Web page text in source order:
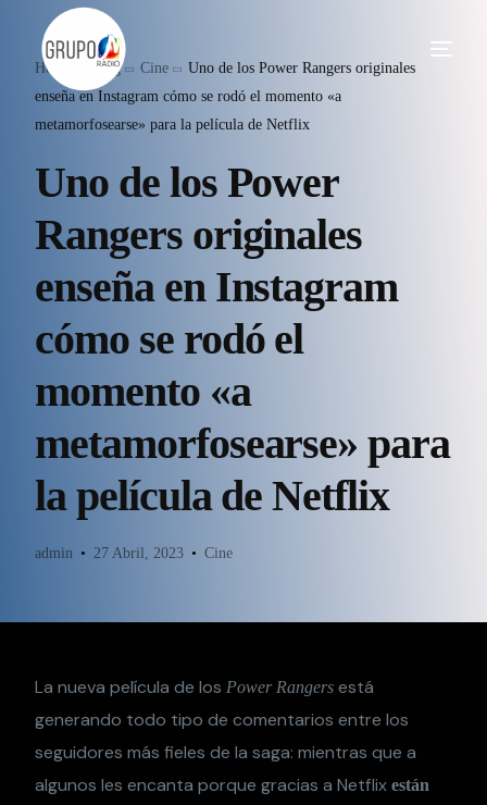
Home Blog Cine
Uno de los Power Rangers originales
enseña en Instagram cómo se rodó el momento «a
metamorfosearse» para la película de Netflix
Uno de los Power
Rangers originales
enseña en Instagram
cómo se rodó el
momento «a
metamorfosearse» para
la película de Netflix
admin 27 Abril, 2023 Cine
La nueva película de losPower Rangers está
generando todo tipo de comentarios entre los
seguidores más fieles de la saga: mientras que a
algunos les encanta porque gracias a Netflixestán